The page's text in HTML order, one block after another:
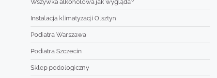
Wszywka alkoholowa jak wygląda?
Instalacja klimatyzacji Olsztyn
Podiatra Warszawa
Podiatra Szczecin
Sklep podologiczny